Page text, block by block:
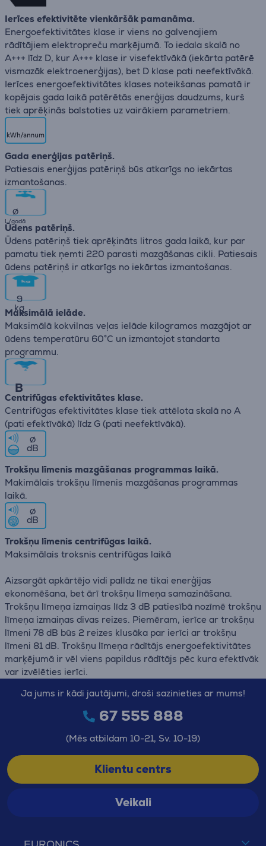
Ierīces efektivitēte vienkāršāk pamanāma.
Energoefektivitātes klase ir viens no galvenajiem
rādītājiem elektropreču marķējumā. To iedala skalā no
A+++ līdz D, kur A+++ klase ir visefektīvākā (iekārta patērē
vismazāk elektroenerģijas), bet D klase pati neefektīvākā.
Ierīces energoefektivitātes klases noteikšanas pamatā ir
kopējais gada laikā patērētās enerģijas daudzums, kurš
tiek aprēķinās balstoties uz vairākiem parametriem.
Gada enerģijas patēriņš.
Patiesais enerģijas patēriņš būs atkarīgs no iekārtas
izmantošanas.
∅
L/gadā
Ūdens patēriņš.
Ūdens patēriņš tiek aprēķināts litros gada laikā, kur par
pamatu tiek ņemti 220 parasti mazgāšanas cikli. Patiesais
ūdens patēriņš ir atkarīgs no iekārtas izmantošanas.
9
kg
Maksimālā ielāde.
Maksimālā kokvilnas veļas ielāde kilogramos mazgājot ar
ūdens temperatūru 60°C un izmantojot standarta
programmu.
B
Centrifūgas efektivitātes klase.
Centrifūgas efektivitātes klase tiek attēlota skalā no А
(pati efektīvākā) līdz G (pati neefektīvākā).
∅
dB
Trokšņu līmenis mazgāšanas programmas laikā.
Makimālais trokšņu līmenis mazgāšanas programmas
laikā.
∅
dB
Trokšņu līmenis centrifūgas laikā.
Maksimālais troksnis centrifūgas laikā
Aizsargāt apkārtējo vidi palīdz ne tikai enerģijas
ekonomēšana, bet ārī trokšņu līmeņa samazināšana.
Trokšņu līmeņa izmaiņas līdz 3 dB patiesībā nozīmē trokšņu
līmeņa izmaiņas divas reizes. Piemēram, ierīce ar trokšņu
līmeni 78 dB būs 2 reizes klusāka par ierīci ar trokšņu
līmeni 81 dB. Trokšņu līmeņa rādītājs energoefektivitātes
marķējumā ir vēl viens papildus rādītājs pēc kura efektīvāk
var izvēlēties ierīci.
Ja jums ir kādi jautājumi, droši sazinieties ar mums!
67 555 888
(Mēs atbildam 10-21, Sv. 10-19)
Klientu centrs
Veikali